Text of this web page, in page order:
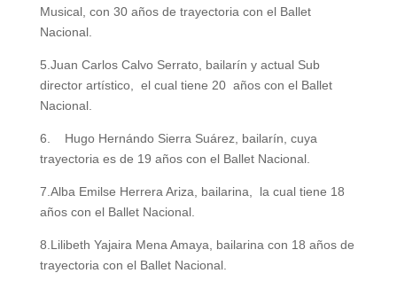
Musical, con 30 años de trayectoria con el Ballet
Nacional.
5.Juan Carlos Calvo Serrato, bailarín y actual Sub
director artístico, el cual tiene 20 años con el Ballet
Nacional.
6. Hugo Hernándo Sierra Suárez, bailarín, cuya
trayectoria es de 19 años con el Ballet Nacional.
7.Alba Emilse Herrera Ariza, bailarina, la cual tiene 18
años con el Ballet Nacional.
8.Lilibeth Yajaira Mena Amaya, bailarina con 18 años de
trayectoria con el Ballet Nacional.